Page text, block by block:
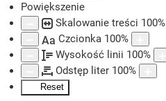
Powiększenie
Skalowanie treści 100%
Aa Czcionka 100%
Wysokość linii 100%
Odstęp liter 100%
Reset